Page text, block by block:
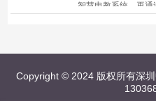
智慧电教系统，再
Copyright © 2024 版权所有深